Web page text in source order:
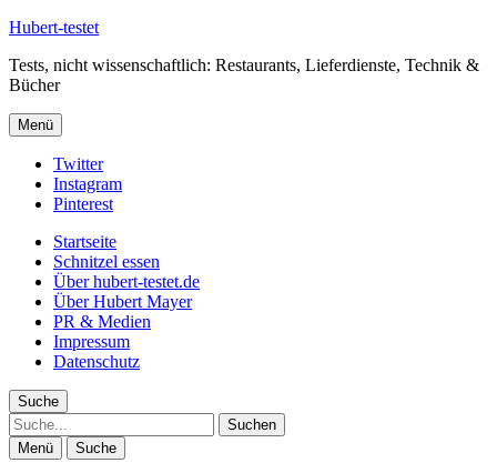
Hubert-testet
Tests, nicht wissenschaftlich: Restaurants, Lieferdienste, Technik &
Bücher
Menü
Twitter
Instagram
Pinterest
Startseite
Schnitzel essen
Über hubert-testet.de
Über Hubert Mayer
PR & Medien
Impressum
Datenschutz
Suche
Suche
Menü Suche